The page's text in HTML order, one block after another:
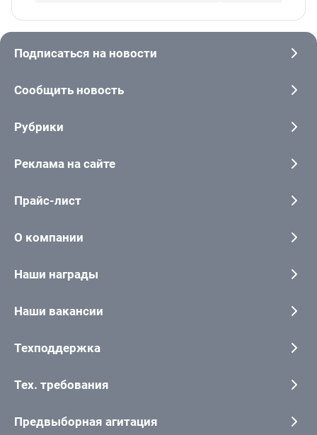
Подписаться на новости
Сообщить новость
Рубрики
Реклама на сайте
Прайс-лист
О компании
Наши награды
Наши вакансии
Техподдержка
Тех. требования
Предвыборная агитация